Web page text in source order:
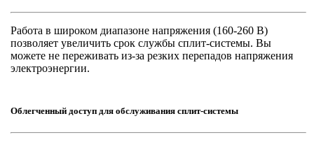
Работа в широком диапазоне напряжения (160-260 В)
позволяет увеличить срок службы сплит-системы. Вы
можете не переживать из-за резких перепадов напряжения
электроэнергии.
Облегченный доступ для обслуживания сплит-системы